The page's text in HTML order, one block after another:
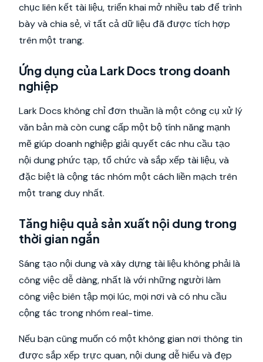
chục liên kết tài liệu, triển khai mở nhiều tab để trình
bày và chia sẻ, vì tất cả dữ liệu đã được tích hợp
trên một trang.
Ứng dụng của Lark Docs trong doanh
nghiệp
Lark Docs không chỉ đơn thuần là một công cụ xử lý
văn bản mà còn cung cấp một bộ tính năng mạnh
mẽ giúp doanh nghiệp giải quyết các nhu cầu tạo
nội dung phức tạp, tổ chức và sắp xếp tài liệu, và
đặc biệt là cộng tác nhóm một cách liền mạch trên
một trang duy nhất.
Tăng hiệu quả sản xuất nội dung trong
thời gian ngắn
Sáng tạo nội dung và xây dựng tài liệu không phải là
công việc dễ dàng, nhất là với những người làm
công việc biên tập mọi lúc, mọi nơi và có nhu cầu
cộng tác trong nhóm real-time.
Nếu bạn cũng muốn có một không gian nơi thông tin
được sắp xếp trực quan, nội dung dễ hiểu và đẹp